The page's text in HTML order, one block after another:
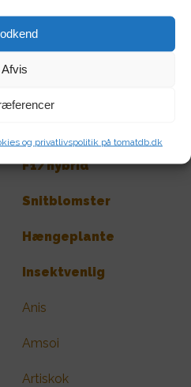
Afvis
og privatlivspolitik på tomatdb.dk
Frøpakker
F1/hybrid
Snitblomster
Hængeplante
Insektvenlig
Anis
Amsoi
Artiskok